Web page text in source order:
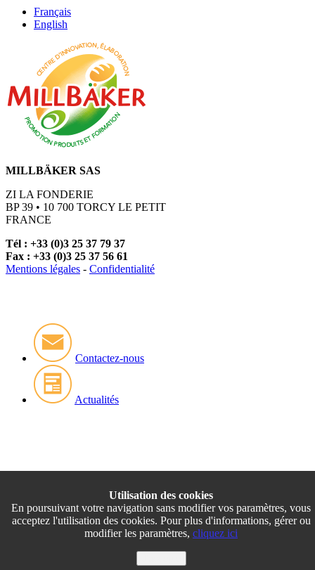
Français
English
MILLBÄKER SAS
ZI LA FONDERIE
BP 39 • 10 700 TORCY LE PETIT
FRANCE
Tél : +33 (0)3 25 37 79 37
Fax : +33 (0)3 25 37 56 61
Mentions légales - Confidentialité
Contactez-nous
Actualités
Utilisation des cookies
En poursuivant votre navigation sans modifier vos paramètres, vous
acceptez l'utilisation des cookies. Pour plus d'informations, gérer ou
modifier les paramètres, cliquez ici